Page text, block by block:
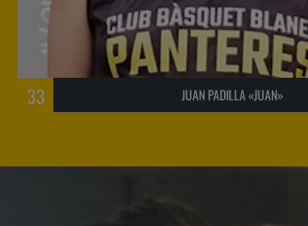
33 JUAN PADILLA «JUAN»